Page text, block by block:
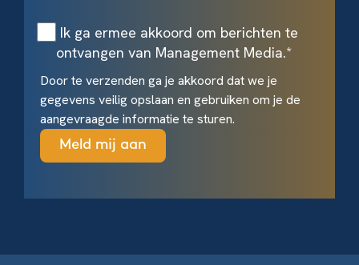
Ik ga ermee akkoord om berichten te
ontvangen van Management Media.*
Door te verzenden ga je akkoord dat we je
gegevens veilig opslaan en gebruiken om je de
aangevraagde informatie te sturen.